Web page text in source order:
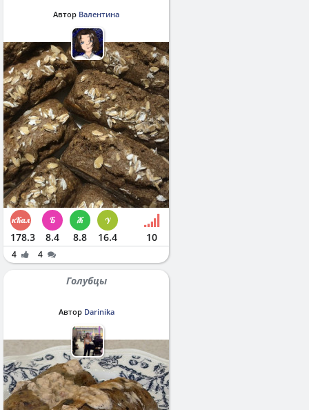
Автор Валентина
178.3 8.4 8.8 16.4 10
4 4
Голубцы
Автор Darinika